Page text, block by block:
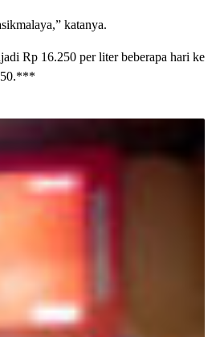
katanya.
Rp 16.250 per liter beberapa hari ke